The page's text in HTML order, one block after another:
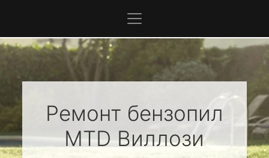
Ремонт бензопил
MTDВиллози